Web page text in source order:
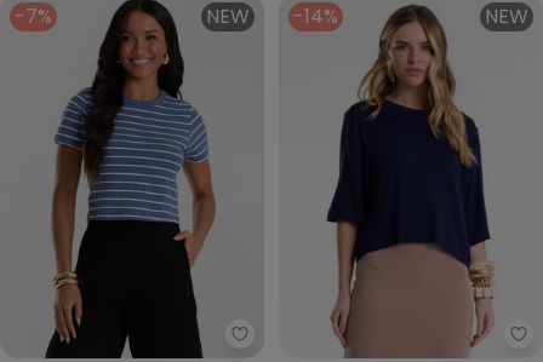
-7% NEW
Rovitex - Blusa Feminina em
-14% NEW